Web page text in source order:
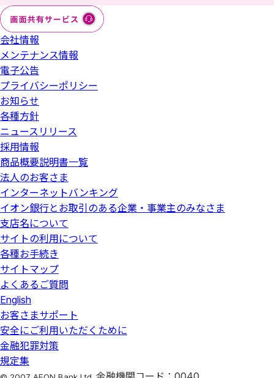
投資となります（2023年までのNISAと2024年以降のNISA
で取扱いが異なります）。
外国株のお取引にはNISA口座および外国株取引口座の開設
が必要です。
2024年以降のNISAにおいては、年間投資枠（つみたて投資
枠120万円／成長投資枠240万円）と非課税保有限度額（成
長投資枠・つみたて投資枠合わせて1,800万円／うち成長投
資枠1,200万円）の範囲内で購入した上場株式等から生じる
配当所得や譲渡所得等が非課税となります。NISA口座内の
上場株式等を売却した場合は、その翌年以降の年間投資枠
の範囲内で非課税枠を再利用できます。
NISA口座で発生した損失は、特定口座・一般口座で保有す
る商品の譲渡益や配当金等と損益通算できず、また繰越控
除もできません。
NISA口座の重複開設であることが判明した場合、そのNISA
口座で買付けた上場株式等は当初から課税口座で買付けた
ものとして取扱われ、買付けた上場株式等から生じる配当
所得および譲渡所得等については、遡及して課税されま
す。
税務署審査結果を受領するまでの間に支払われる投資信託
の分配金については、分配金再投資コースで投資信託を購
入いただいた場合でも再投資されず、分配金受取りとなり
ます。
でご判断ください。
金融商品仲介において、イオン銀行はマネックス証券への
証券総合取引口座開設のお申込みおよびマネックス証券と
の証券取引に関する勧誘を行います。
イオン銀行はマネックス証券とは別法人であり、金融商品
仲介のご利用にあたっては、「金融商品仲介（マネックス
証券）口座」の開設が必要です。金融商品仲介の口座開設
をお申込みいただくと、お取引口座はマネックス証券に証
券総合取引口座として開設されます。
証券総合取引口座開設後の株式売買等のお取引について
は、すべてお客さまとマネックス証券とのお取引になりま
す。
イオン銀行にはマネックス証券とお客さまとの契約締結に
関する代理権はありません。したがって、マネックス証券
とお客さまとの間の契約の締結権はありません。
マネックス証券の商品・サービスについては、マネックス
証券のウェブサイトをご覧いただくか、「マネックス証券
コールセンター」までお問い合わせください。
＜委託金融商品取引業者＞
商号：マネックス証券株式会社
金融商品取引業者 関東財務局長
商号等：株式会社イオン銀行
会社情報
メンテナンス情報
電子公告
プライバシーポリシー
お知らせ
各種方針
ニュースリリース
採用情報
商品概要説明書一覧
法人のお客さま
インターネットバンキング
イオン銀行とお取引のある企業・事業主のみなさま
支店名について
サイトの利用について
各種お手続き
サイトマップ
よくあるご質問
English
お客さまサポート
安全にご利用いただくために
金融犯罪対策
規定集